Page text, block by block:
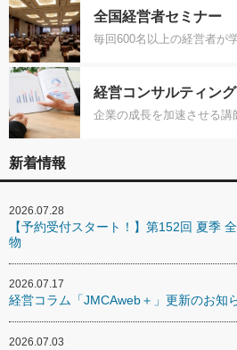
全国経営者セミナー
毎回600名以上の経営者が
経営コンサルティング
企業の成長を加速させる講
新着情報
2026.07.28
【予約受付スタート！】第152回 夏季
物
2026.07.17
経営コラム「JMCAweb＋」更新のお知
2026.07.03